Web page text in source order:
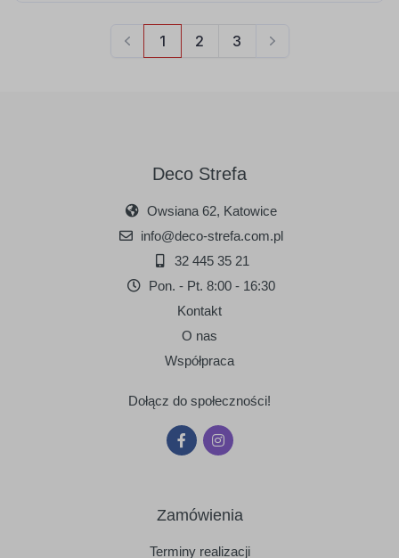
Deco Strefa
Owsiana 62, Katowice
info@deco-strefa.com.pl
32 445 35 21
Pon. - Pt. 8:00 - 16:30
Kontakt
O nas
Współpraca
Dołącz do społeczności!
Zamówienia
Terminy realizacji